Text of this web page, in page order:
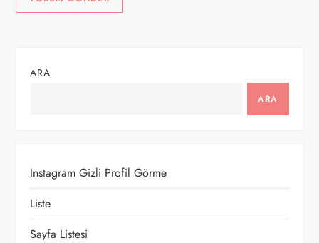
ARA
ARA
Instagram Gizli Profil Görme
Liste
Sayfa Listesi